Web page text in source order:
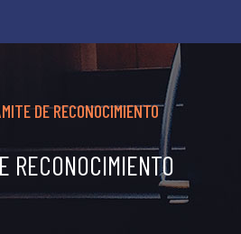
DE RECONOCIMIENTO
RECONOCIMIENTO